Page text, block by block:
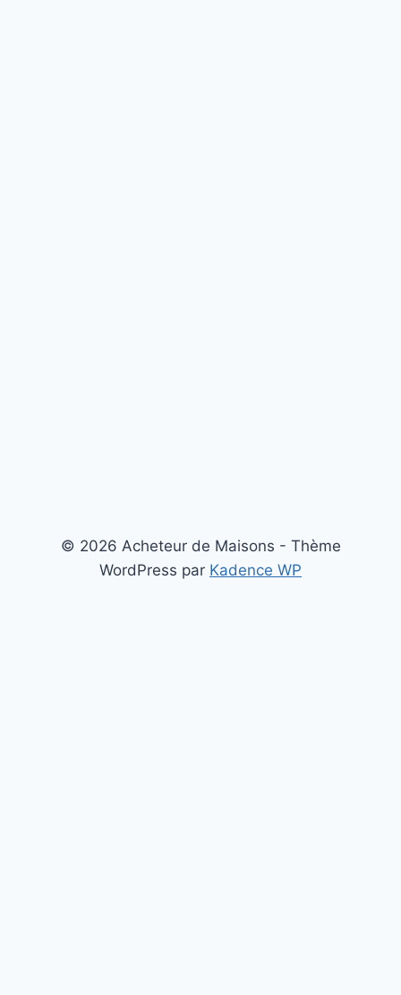
© 2026 Acheteur de Maisons - Thème
WordPress par Kadence WP